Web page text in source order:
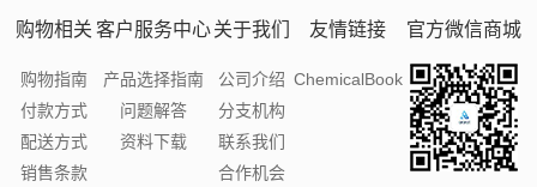
购物相关
购物指南
付款方式
配送方式
销售条款
客户服务中心
产品选择指南
问题解答
资料下载
关于我们
公司介绍
分支机构
联系我们
合作机会
友情链接
ChemicalBook
官方微信商城